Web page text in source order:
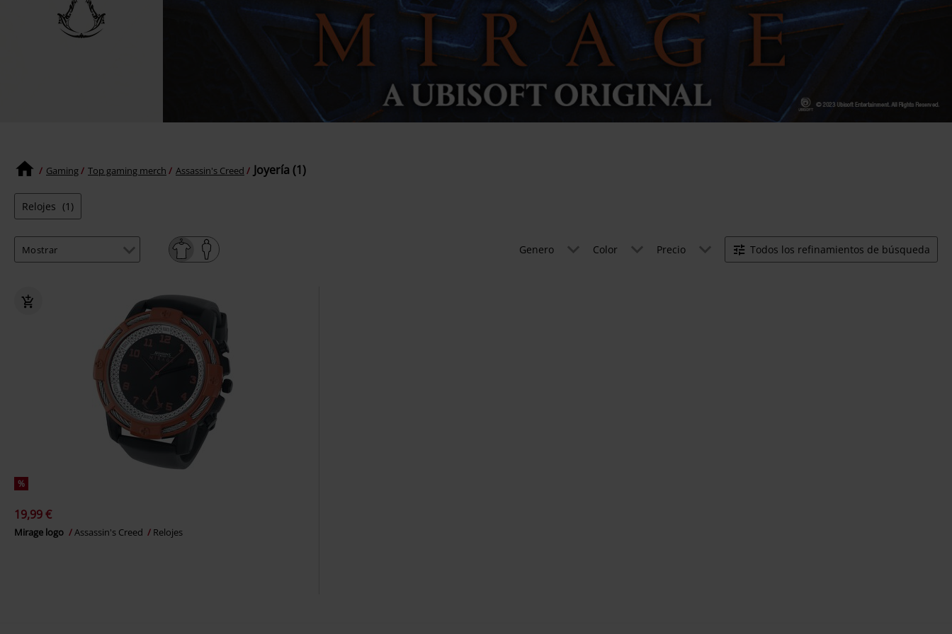
Gaming Top gaming merch Assassin's Creed Joyería (1)
Relojes (1)
Genero Color Precio Todos los refinamientos de búsqueda
%
19,99 €
Mirage logo Assassin's Creed Relojes